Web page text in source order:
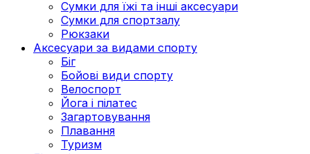
Сумки для їжі та інші аксесуари
Сумки для спортзалу
Рюкзаки
Аксесуари за видами спорту
Біг
Бойові види спорту
Велоспорт
Йога і пілатес
Загартовування
Плавання
Туризм